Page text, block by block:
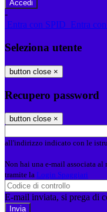
-
Entra con SPID Entra
Seleziona utente
button close ×
Recupero password
button close ×
all'indirizzo indicato con le
Non hai una e-mail associata
tramite la Login Spaggiari
E-mail inviata, si prega di